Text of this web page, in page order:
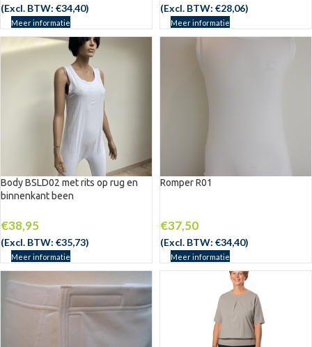
(Excl. BTW: €34,40)
Meer informatie
(Excl. BTW: €28,06)
Meer informatie
Body BSLD02 met rits op rug en
binnenkant been
€38,95
(Excl. BTW: €35,73)
Meer informatie
Romper R01
€37,50
(Excl. BTW: €34,40)
Meer informatie